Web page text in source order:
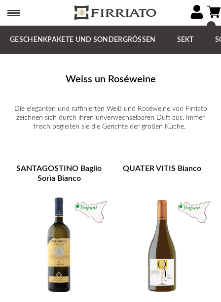
GESCHENKPAKETE UND SONDERGRÖSSEN SEKT
Weiss un Roséweine
Die eleganten und raffinierten Weiß und Roséweine von Firriato
zeichnen sich durch ihren unverwechselbaren Duft aus. Immer
frisch begleiten sie die Gerichte der großen Küche.
SANTAGOSTINO Baglio
Sorìa Bianco
QUATER VITIS Bianco